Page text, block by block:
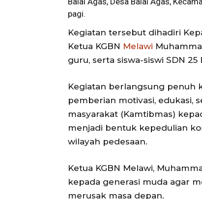
pagi.
Kegiatan tersebut dihadiri
Ketua KGBN Melawi
guru, serta siswa-siswi SDN 25
Kegiatan berlangsung penuh
pemberian motivasi, edukasi,
masyarakat (Kamtibmas)
menjadi bentuk kepedulian
wilayah pedesaan.
Ketua KGBN Melawi,
kepada generasi muda agar
merusak masa depan.